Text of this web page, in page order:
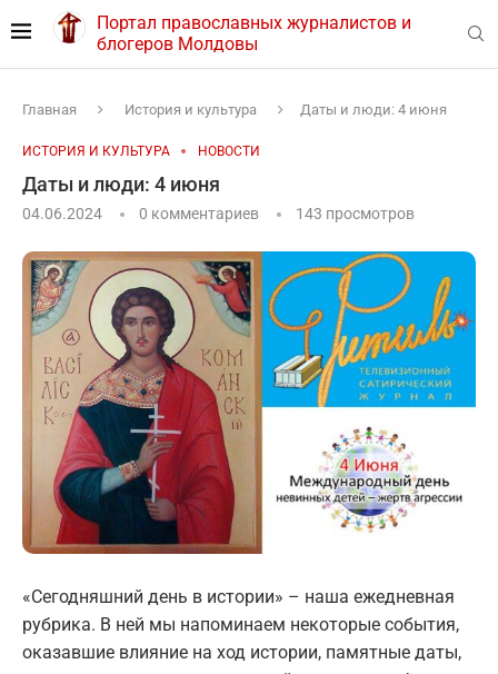
Портал православных журналистов и
блогеров Молдовы
Главная История и культура Даты и люди: 4 июня
ИСТОРИЯ И КУЛЬТУРА НОВОСТИ
Даты и люди: 4 июня
04.06.2024 0 комментариев 143 просмотров
«Сегодняшний день в истории» – наша ежедневная
рубрика. В ней мы напоминаем некоторые события,
оказавшие влияние на ход истории, памятные даты,